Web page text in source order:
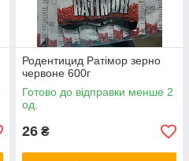
Родентицид Ратімор зерно
червоне 600г
Готово до відправки менше 2
од.
26 ₴